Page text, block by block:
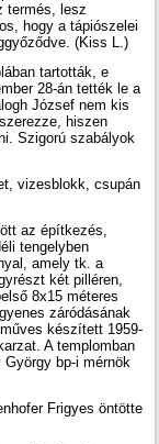
termés, lesz
hogy a tápiószelei
(Kiss L.)
tartották, e
28-án tették le a
József nem kis
hiszen
Szigorú szabályok
vizesblokk, csupán
az építkezés,
tengelyben
amely tk. a
két pilléren,
8x15 méteres
záródásának
készített 1959-
A templomban
bp-i mérnök
Frigyes öntötte